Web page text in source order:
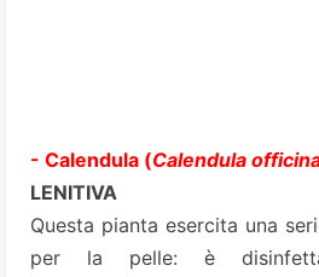
- Calendula (Calendula
LENITIVA
Questa pianta esercita una
per la pelle: è